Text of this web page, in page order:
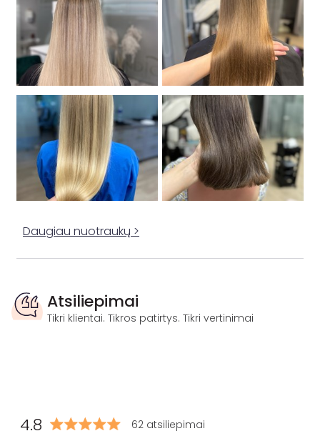
Daugiau nuotraukų >
Atsiliepimai
Tikri klientai. Tikros patirtys. Tikri vertinimai
4.8 62 atsiliepimai